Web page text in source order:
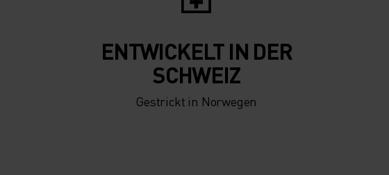
-10° -10°
ENTWICKELT IN DER
SCHWEIZ
Gestrickt in Norwegen